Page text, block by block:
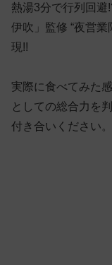
熱湯3分で行列回
伊吹」監修 “夜営
現!!
実際に食べてみた
としての総合力を
付き合いください。